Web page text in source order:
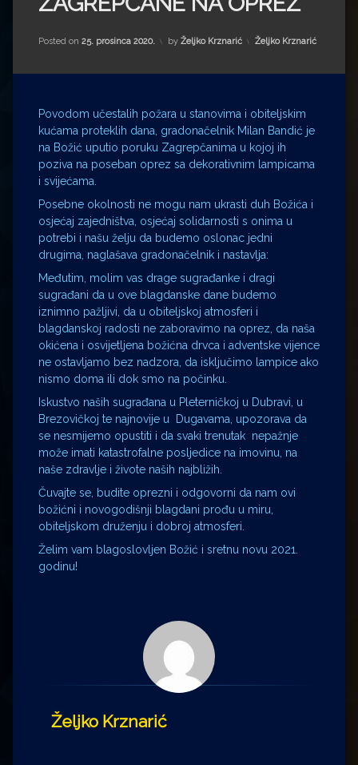
Impressum
Milenko Strižak
Drugi autori
Drugi autori
Ljiljana Lekanić-Kljaić
Željko Krznarić
Mario Lovreković
Miroslav Šantek
Posted on 25. prosinca 2020. by Željko Krznarić Kategorije:
Željko Krznarić
Povodom učestalih požara u stanovima i obiteljskim
kućama proteklih dana, gradonačelnik Milan Bandić je
na Božić uputio poruku Zagrepčanima u kojoj ih
poziva na poseban oprez sa dekorativnim lampicama
i svijećama.
Posebne okolnosti ne mogu nam ukrasti duh Božića i
osjećaj zajedništva, osjećaj solidarnosti s onima u
potrebi i našu želju da budemo oslonac jedni
drugima, naglašava gradonačelnik i nastavlja:
Međutim, molim vas drage sugrađanke i dragi
sugrađani da u ove blagdanske dane budemo
iznimno pažljivi, da u obiteljskoj atmosferi i
blagdanskoj radosti ne zaboravimo na oprez, da naša
okićena i osvijetljena božićna drvca i adventske vijence
ne ostavljamo bez nadzora, da isključimo lampice ako
nismo doma ili dok smo na počinku.
Iskustvo naših sugrađana u Pleterničkoj u Dubravi, u
Brezovičkoj te najnovije u Dugavama, upozorava da
se nesmijemo opustiti i da svaki trenutak nepažnje
može imati katastrofalne posljedice na imovinu, na
naše zdravlje i živote naših najbližih.
Čuvajte se, budite oprezni i odgovorni da nam ovi
božićni i novogodišnji blagdani prođu u miru,
obiteljskom druženju i dobroj atmosferi.
Želim vam blagoslovljen Božić i sretnu novu 2021.
godinu!
Željko Krznarić